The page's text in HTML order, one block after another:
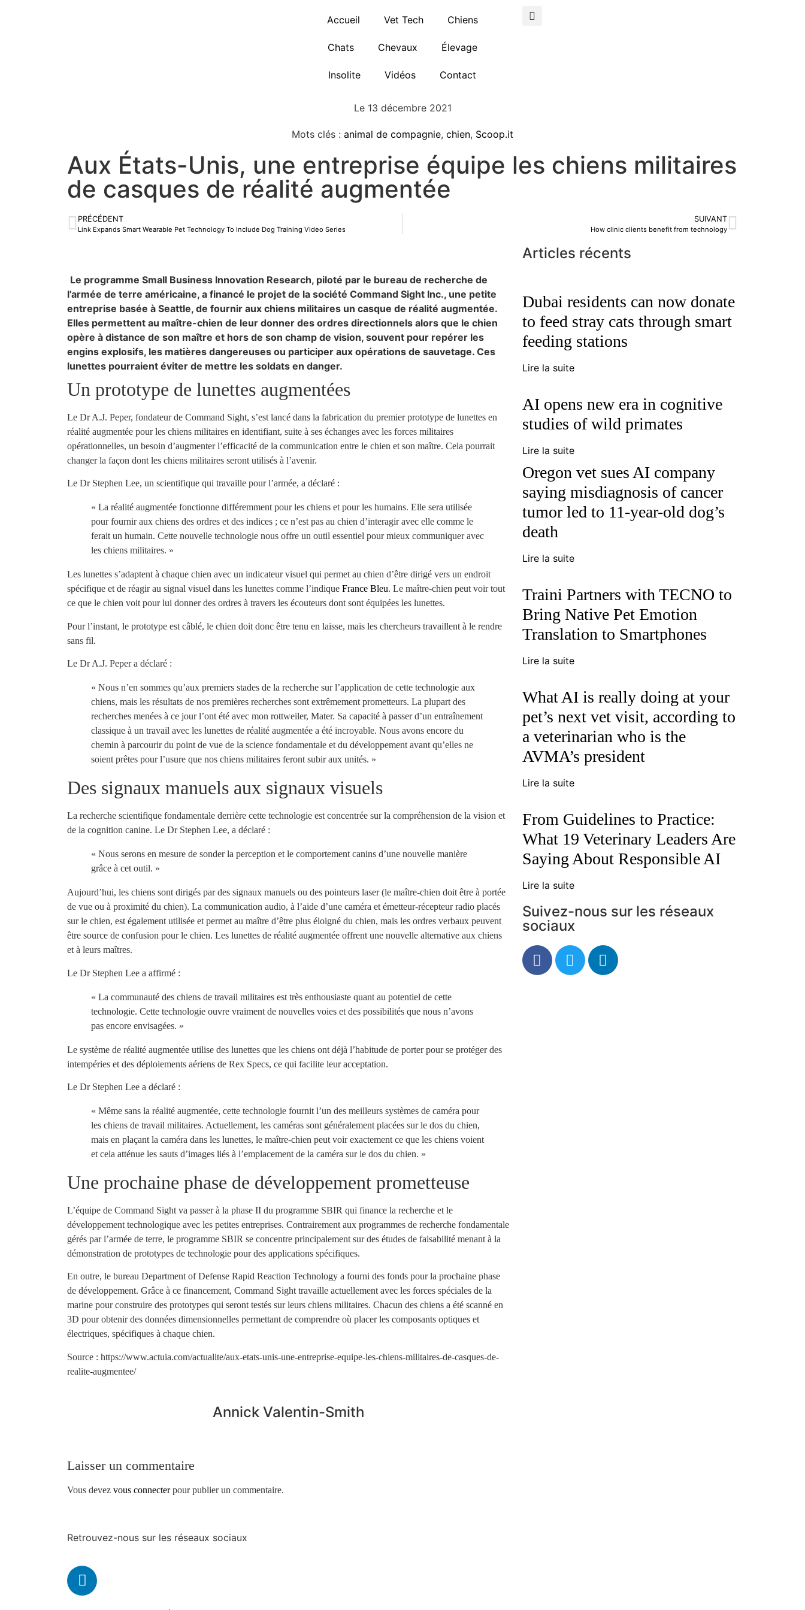
Accueil Vet Tech Chiens
Chats Chevaux Élevage
Insolite Vidéos Contact
Le 13 décembre 2021
Mots clés : animal de compagnie, chien, Scoop.it
Aux États-Unis, une entreprise équipe les chiens militaires
de casques de réalité augmentée
PRÉCÉDENT
Link Expands Smart Wearable Pet Technology To Include Dog Training Video Series
SUIVANT
How clinic clients benefit from technology
Le programme Small Business Innovation Research, piloté par le bureau de recherche de
l’armée de terre américaine, a financé le projet de la société Command Sight Inc., une petite
entreprise basée à Seattle, de fournir aux chiens militaires un casque de réalité augmentée.
Elles permettent au maître-chien de leur donner des ordres directionnels alors que le chien
opère à distance de son maître et hors de son champ de vision, souvent pour repérer les
engins explosifs, les matières dangereuses ou participer aux opérations de sauvetage. Ces
lunettes pourraient éviter de mettre les soldats en danger.
Un prototype de lunettes augmentées
Le Dr A.J. Peper, fondateur de Command Sight, s’est lancé dans la fabrication du premier prototype de lunettes en
réalité augmentée pour les chiens militaires en identifiant, suite à ses échanges avec les forces militaires
opérationnelles, un besoin d’augmenter l’efficacité de la communication entre le chien et son maître. Cela pourrait
changer la façon dont les chiens militaires seront utilisés à l’avenir.
Le Dr Stephen Lee, un scientifique qui travaille pour l’armée, a déclaré :
« La réalité augmentée fonctionne différemment pour les chiens et pour les humains. Elle sera utilisée
pour fournir aux chiens des ordres et des indices ; ce n’est pas au chien d’interagir avec elle comme le
ferait un humain. Cette nouvelle technologie nous offre un outil essentiel pour mieux communiquer avec
les chiens militaires. »
Les lunettes s’adaptent à chaque chien avec un indicateur visuel qui permet au chien d’être dirigé vers un endroit
spécifique et de réagir au signal visuel dans les lunettes comme l’indique France Bleu. Le maître-chien peut voir tout
ce que le chien voit pour lui donner des ordres à travers les écouteurs dont sont équipées les lunettes.
Pour l’instant, le prototype est câblé, le chien doit donc être tenu en laisse, mais les chercheurs travaillent à le rendre
sans fil.
Le Dr A.J. Peper a déclaré :
« Nous n’en sommes qu’aux premiers stades de la recherche sur l’application de cette technologie aux
chiens, mais les résultats de nos premières recherches sont extrêmement prometteurs. La plupart des
recherches menées à ce jour l’ont été avec mon rottweiler, Mater. Sa capacité à passer d’un entraînement
classique à un travail avec les lunettes de réalité augmentée a été incroyable. Nous avons encore du
chemin à parcourir du point de vue de la science fondamentale et du développement avant qu’elles ne
soient prêtes pour l’usure que nos chiens militaires feront subir aux unités. »
Des signaux manuels aux signaux visuels
La recherche scientifique fondamentale derrière cette technologie est concentrée sur la compréhension de la vision et
de la cognition canine. Le Dr Stephen Lee, a déclaré :
« Nous serons en mesure de sonder la perception et le comportement canins d’une nouvelle manière
grâce à cet outil. »
Aujourd’hui, les chiens sont dirigés par des signaux manuels ou des pointeurs laser (le maître-chien doit être à portée
de vue ou à proximité du chien). La communication audio, à l’aide d’une caméra et émetteur-récepteur radio placés
sur le chien, est également utilisée et permet au maître d’être plus éloigné du chien, mais les ordres verbaux peuvent
être source de confusion pour le chien. Les lunettes de réalité augmentée offrent une nouvelle alternative aux chiens
et à leurs maîtres.
Le Dr Stephen Lee a affirmé :
« La communauté des chiens de travail militaires est très enthousiaste quant au potentiel de cette
technologie. Cette technologie ouvre vraiment de nouvelles voies et des possibilités que nous n’avons
pas encore envisagées. »
Le système de réalité augmentée utilise des lunettes que les chiens ont déjà l’habitude de porter pour se protéger des
intempéries et des déploiements aériens de Rex Specs, ce qui facilite leur acceptation.
Le Dr Stephen Lee a déclaré :
« Même sans la réalité augmentée, cette technologie fournit l’un des meilleurs systèmes de caméra pour
les chiens de travail militaires. Actuellement, les caméras sont généralement placées sur le dos du chien,
mais en plaçant la caméra dans les lunettes, le maître-chien peut voir exactement ce que les chiens voient
et cela atténue les sauts d’images liés à l’emplacement de la caméra sur le dos du chien. »
Une prochaine phase de développement prometteuse
L’équipe de Command Sight va passer à la phase II du programme SBIR qui finance la recherche et le
développement technologique avec les petites entreprises. Contrairement aux programmes de recherche fondamentale
gérés par l’armée de terre, le programme SBIR se concentre principalement sur des études de faisabilité menant à la
démonstration de prototypes de technologie pour des applications spécifiques.
En outre, le bureau Department of Defense Rapid Reaction Technology a fourni des fonds pour la prochaine phase
de développement. Grâce à ce financement, Command Sight travaille actuellement avec les forces spéciales de la
marine pour construire des prototypes qui seront testés sur leurs chiens militaires. Chacun des chiens a été scanné en
3D pour obtenir des données dimensionnelles permettant de comprendre où placer les composants optiques et
électriques, spécifiques à chaque chien.
Source : https://www.actuia.com/actualite/aux-etats-unis-une-entreprise-equipe-les-chiens-militaires-de-casques-de-
realite-augmentee/
Annick Valentin-Smith
Laisser un commentaire
Vous devez vous connecterpour publier un commentaire.
Articles récents
Dubai residents can now donate
to feed stray cats through smart
feeding stations
Lire la suite
AI opens new era in cognitive
studies of wild primates
Lire la suite
Oregon vet sues AI company
saying misdiagnosis of cancer
tumor led to 11-year-old dog’s
death
Lire la suite
Traini Partners with TECNO to
Bring Native Pet Emotion
Translation to Smartphones
Lire la suite
What AI is really doing at your
pet’s next vet visit, according to
a veterinarian who is the
AVMA’s president
Lire la suite
From Guidelines to Practice:
What 19 Veterinary Leaders Are
Saying About Responsible AI
Lire la suite
Suivez-nous sur les réseaux
sociaux
Retrouvez-nous sur les réseaux sociaux